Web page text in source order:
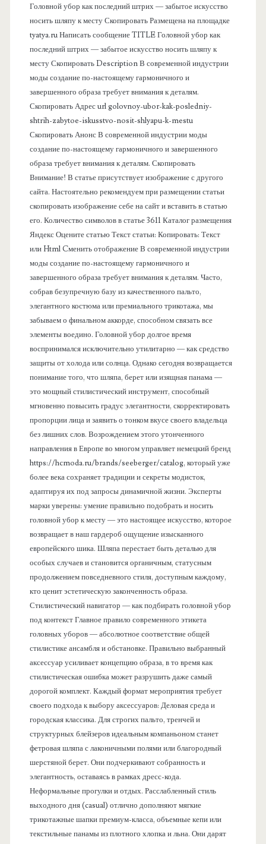
Головной убор как последний штрих — забытое искусство
носить шляпу к месту Скопировать Размещена на площадке
tyatya.ru Написать сообщение TITLE Головной убор как
последний штрих — забытое искусство носить шляпу к
месту Скопировать Description В современной индустрии
моды создание по-настоящему гармоничного и
завершенного образа требует внимания к деталям.
Скопировать Адрес url golovnoy-ubor-kak-posledniy-
shtrih-zabytoe-iskusstvo-nosit-shlyapu-k-mestu
Скопировать Анонс В современной индустрии моды
создание по-настоящему гармоничного и завершенного
образа требует внимания к деталям. Скопировать
Внимание! В статье присутствует изображение с другого
сайта. Настоятельно рекомендуем при размещении статьи
скопировать изображение себе на сайт и вставить в статью
его. Количество символов в статье 3611 Каталог размещения
Яндекс Оцените статью Текст статьи: Копировать: Текст
или Html Cменить отображение В современной индустрии
моды создание по-настоящему гармоничного и
завершенного образа требует внимания к деталям. Часто,
собрав безупречную базу из качественного пальто,
элегантного костюма или премиального трикотажа, мы
забываем о финальном аккорде, способном связать все
элементы воедино. Головной убор долгое время
воспринимался исключительно утилитарно — как средство
защиты от холода или солнца. Однако сегодня возвращается
понимание того, что шляпа, берет или изящная панама —
это мощный стилистический инструмент, способный
мгновенно повысить градус элегантности, скорректировать
пропорции лица и заявить о тонком вкусе своего владельца
без лишних слов. Возрождением этого утонченного
направления в Европе во многом управляет немецкий бренд
https://hcmoda.ru/brands/seeberger/catalog, который уже
более века сохраняет традиции и секреты модисток,
адаптируя их под запросы динамичной жизни. Эксперты
марки уверены: умение правильно подобрать и носить
головной убор к месту — это настоящее искусство, которое
возвращает в наш гардероб ощущение изысканного
европейского шика. Шляпа перестает быть деталью для
особых случаев и становится органичным, статусным
продолжением повседневного стиля, доступным каждому,
кто ценит эстетическую законченность образа.
Стилистический навигатор — как подбирать головной убор
под контекст Главное правило современного этикета
головных уборов — абсолютное соответствие общей
стилистике ансамбля и обстановке. Правильно выбранный
аксессуар усиливает концепцию образа, в то время как
стилистическая ошибка может разрушить даже самый
дорогой комплект. Каждый формат мероприятия требует
своего подхода к выбору аксессуаров: Деловая среда и
городская классика. Для строгих пальто, тренчей и
структурных блейзеров идеальным компаньоном станет
фетровая шляпа с лаконичными полями или благородный
шерстяной берет. Они подчеркивают собранность и
элегантность, оставаясь в рамках дресс-кода.
Неформальные прогулки и отдых. Расслабленный стиль
выходного дня (casual) отлично дополняют мягкие
трикотажные шапки премиум-класса, объемные кепи или
текстильные панамы из плотного хлопка и льна. Они дарят